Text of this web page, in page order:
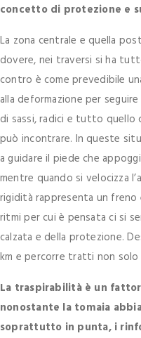
concetto di protezione e
La zona centrale e quella
dovere, nei traversi si ha
contro è come prevedibile
alla deformazione per
di sassi, radici e tutto quello
può incontrare. In queste
a guidare il piede che
mentre quando si velocizza
rigidità rappresenta un
ritmi per cui è pensata ci si
calzata e della protezione.
km e percorre tratti non solo
La traspirabilità è un
nonostante la tomaia
soprattutto in punta, i